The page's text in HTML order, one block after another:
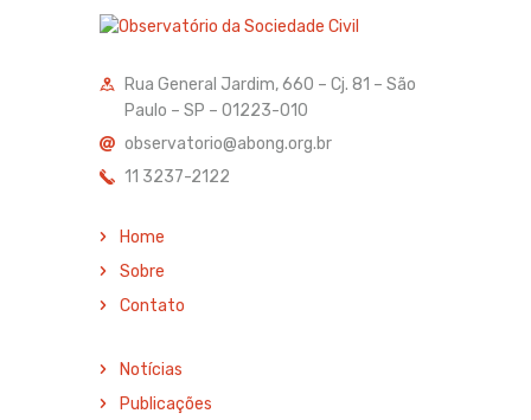
Rua General Jardim, 660 – Cj. 81 – São
Paulo – SP – 01223-010
observatorio@abong.org.br
11 3237-2122
Home
Sobre
Contato
Notícias
Publicações